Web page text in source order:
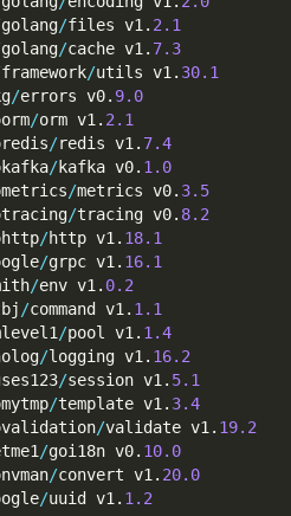
golang/files v1 . 2.1
golang/cache v1 . 7.3
framework/utils v1 . 30.1
/errors v0. 9.0
/orm v1 . 2.1
/redis v1 . 7.4
/kafka v0. 1.0
/metrics v0. 3.5
/tracing v0. 8.2
/http v1 . 18.1
/grpc v1 . 16.1
/env v1 . 0.2
/command v1 . 1.1
/pool v1 . 1.4
/logging v1 . 16.2
/session v1 . 5.1
/template v1 . 3.4
/validate v1 . 19.2
/goi18n v0. 10.0
/convert v1 . 20.0
/uuid v1 . 1.2